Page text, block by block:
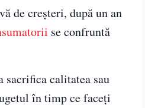
de creșteri, după un an
se confruntă
sacrifica calitatea sau
în timp ce faceți